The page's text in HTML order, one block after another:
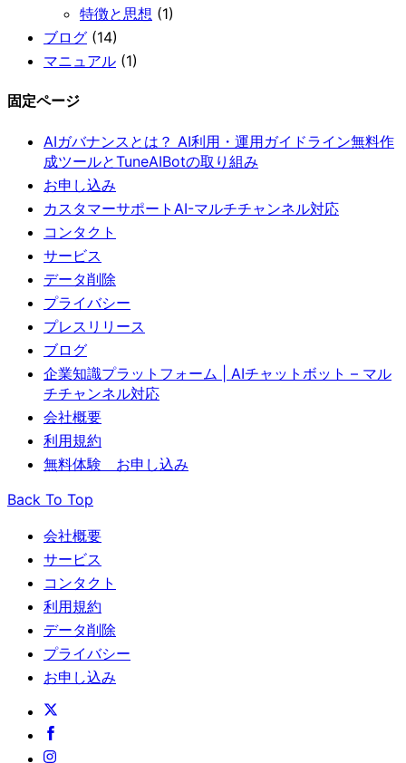
特徴と思想 (1)
ブログ (14)
マニュアル (1)
固定ページ
AIガバナンスとは？ AI利用・運用ガイドライン無料作
成ツールとTuneAIBotの取り組み
お申し込み
カスタマーサポートAI-マルチチャンネル対応
コンタクト
サービス
データ削除
プライバシー
プレスリリース
ブログ
企業知識プラットフォーム | AIチャットボット – マル
チチャンネル対応
会社概要
利用規約
無料体験 お申し込み
Back To Top
会社概要
サービス
コンタクト
利用規約
データ削除
プライバシー
お申し込み